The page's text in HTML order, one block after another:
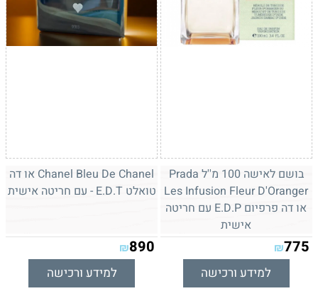
בושם לאישה 100 מ''ל Prada
Les Infusion Fleur D'Oranger
או דה פרפיום E.D.P עם חריטה
אישית
₪775
למידע ורכישה
Chanel Bleu De Chanel או דה
טואלט E.D.T - עם חריטה אישית
₪890
למידע ורכישה